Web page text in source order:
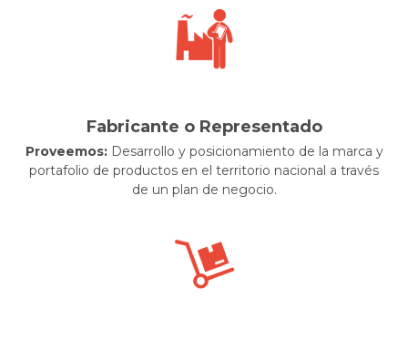
Fabricante o Representado
Proveemos:Desarrollo y posicionamiento de la marca y
portafolio de productos en el territorio nacional a través
de un plan de negocio.